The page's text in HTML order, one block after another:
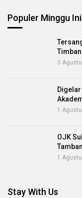
Populer Minggu Ini
3
1
OJK
1
Stay With Us